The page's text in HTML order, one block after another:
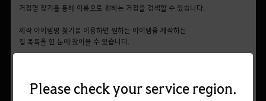
Please check your service region.
거점명 찾기를 통해 이름으로 원하는 거점을 검색할 수 있습니다.
제작 아이템명 찾기를 이용하면 원하는 아이템을 제작하는
집 목록을 한 눈에 찾아볼 수 있습니다.